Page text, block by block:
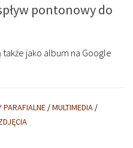
pontonowy do
jako album na Google
PARAFIALNE /MULTIMEDIA /